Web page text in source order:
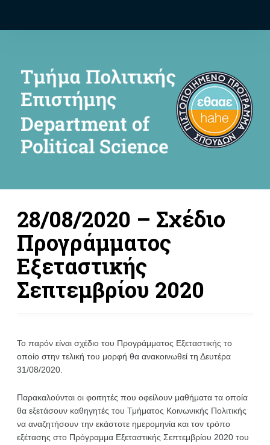
28/08/2020 – Σχέδιο
Προγράμματος
Εξεταστικής
Σεπτεμβρίου 2020
Το παρόν είναι σχέδιο του Προγράμματος Εξεταστικής το
οποίο στην τελική του μορφή θα ανακοινωθεί τη Δευτέρα
31/08/2020.
Παρακαλούνται οι φοιτητές που οφείλουν μαθήματα τα οποία
θα εξετάσουν καθηγητές του Τμήματος Κοινωνικής Πολιτικής
να αναζητήσουν την εκάστοτε ημερομηνία και τον τρόπο
εξέτασης στο Πρόγραμμα Εξεταστικής Σεπτεμβρίου 2020 του